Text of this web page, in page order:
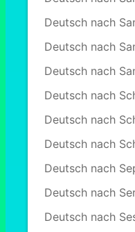
Deutsch nach
Deutsch nach
Deutsch nach
Deutsch nach
Deutsch nach
Deutsch nach
Deutsch nach
Deutsch nach
Deutsch nach